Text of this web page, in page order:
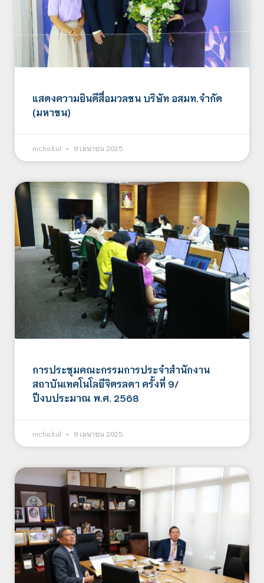
แสดงความยินดีสื่อมวลชน บริษัท อสมท.จำกัด
(มหาชน)
nicha.kul 9 เมษายน 2025
การประชุมคณะกรรมการประจำสำนักงาน
สถาบันเทคโนโลยีจิตรลดา ครั้งที่ 9/
ปีงบประมาณ พ.ศ. 2568
nicha.kul 9 เมษายน 2025